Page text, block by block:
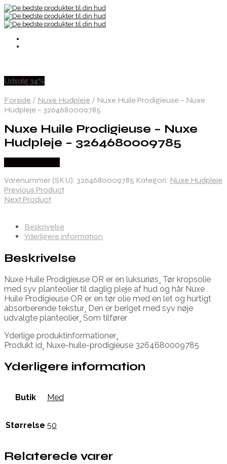
Udsalg 34%
Forside / Nuxe Hudpleje / Nuxe Huile Prodigieuse – Nuxe
Hudpleje – 3264680009785
Nuxe Huile Prodigieuse – Nuxe
Hudpleje – 3264680009785
Varenummer (SKU): 3264680009785 Kategori: Nuxe Hudpleje
Previous Product
Next Product
Beskrivelse
Yderligere information
Beskrivelse
Nuxe Huile Prodigieuse OR er en luksuriøs¸ Tør kropsolie
med syv planteolier til daglig pleje af hud og hår Nuxe
Huile Prodigieuse OR er en tør olie med en let og hurtigt
absorberende tekstur¸ Den er beriget med syv nøje
udvalgte planteolier¸ Som tilfører
Yderlige produktinformationer¸
Produkt id¸ Nuxe-huile-prodigieuse 3264680009785
Yderligere information
Butik Med
Størrelse 50
Relaterede varer